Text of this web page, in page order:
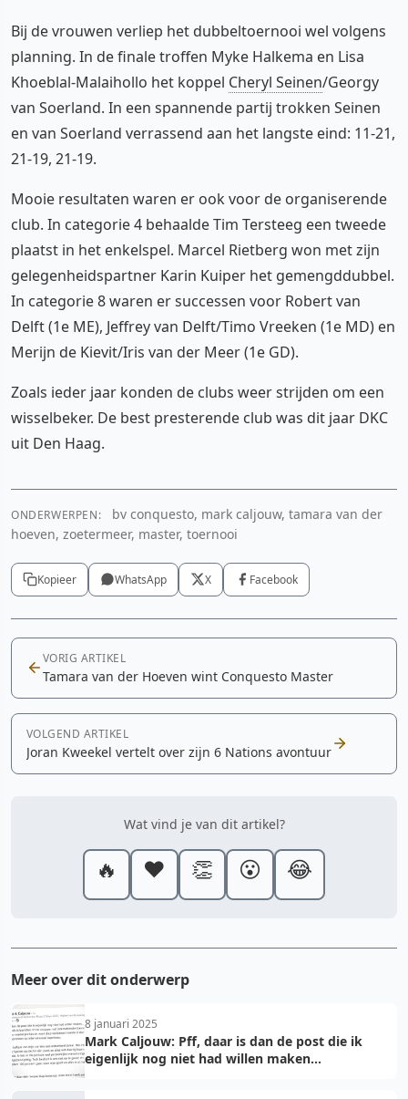
Bij de vrouwen verliep het dubbeltoernooi wel volgens
planning. In de finale troffen Myke Halkema en Lisa
Khoeblal-Malaihollo het koppel Cheryl Seinen/Georgy
van Soerland. In een spannende partij trokken Seinen
en van Soerland verrassend aan het langste eind: 11-21,
21-19, 21-19.
Mooie resultaten waren er ook voor de organiserende
club. In categorie 4 behaalde Tim Tersteeg een tweede
plaatst in het enkelspel. Marcel Rietberg won met zijn
gelegenheidspartner Karin Kuiper het gemengddubbel.
In categorie 8 waren er successen voor Robert van
Delft (1e ME), Jeffrey van Delft/Timo Vreeken (1e MD) en
Merijn de Kievit/Iris van der Meer (1e GD).
Zoals ieder jaar konden de clubs weer strijden om een
wisselbeker. De best presterende club was dit jaar DKC
uit Den Haag.
ONDERWERPEN:
bv conquesto, mark caljouw, tamara van der
hoeven, zoetermeer, master, toernooi
Kopieer WhatsApp X Facebook
VORIG ARTIKEL
Tamara van der Hoeven wint Conquesto Master
VOLGEND ARTIKEL
Joran Kweekel vertelt over zijn 6 Nations avontuur
Wat vind je van dit artikel?
🔥 ❤️ 👏 😮 😂
Meer over dit onderwerp
8 januari 2025
Mark Caljouw: Pff, daar is dan de post die ik
eigenlijk nog niet had willen maken...